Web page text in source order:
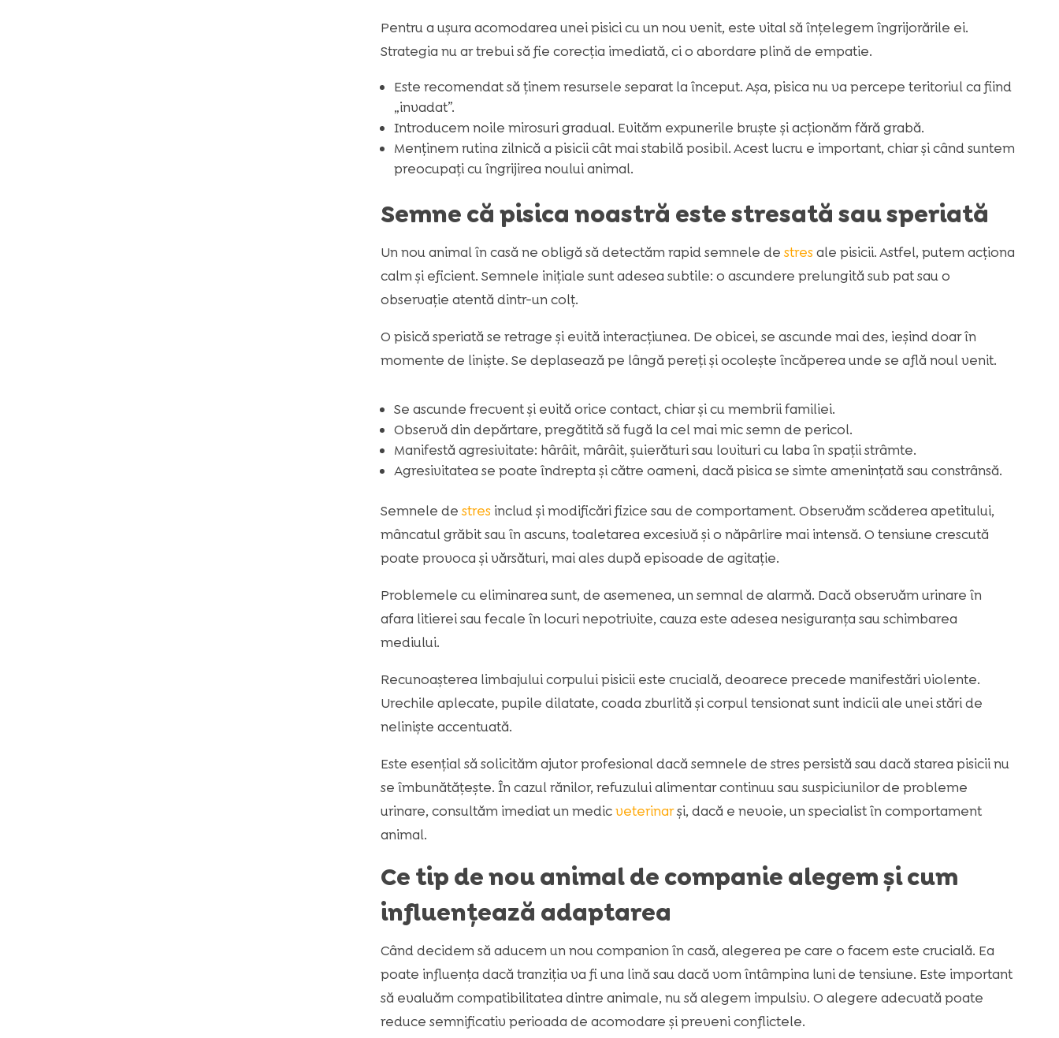
Pentru a ușura acomodarea unei pisici cu un nou venit, este vital să înțelegem îngrijorările ei.
Strategia nu ar trebui să fie corecția imediată, ci o abordare plină de empatie.
Este recomendat să ținem resursele separat la început. Așa, pisica nu va percepe teritoriul ca fiind
„invadat”.
Introducem noile mirosuri gradual. Evităm expunerile bruște și acționăm fără grabă.
Menținem rutina zilnică a pisicii cât mai stabilă posibil. Acest lucru e important, chiar și când suntem
preocupați cu îngrijirea noului animal.
Semne că pisica noastră este stresată sau speriată
Un nou animal în casă ne obligă să detectăm rapid semnele de stresale pisicii. Astfel, putem acționa
calm și eficient. Semnele inițiale sunt adesea subtile: o ascundere prelungită sub pat sau o
observație atentă dintr-un colț.
O pisică speriată se retrage și evită interacțiunea. De obicei, se ascunde mai des, ieșind doar în
momente de liniște. Se deplasează pe lângă pereți și ocolește încăperea unde se află noul venit.
Se ascunde frecvent și evită orice contact, chiar și cu membrii familiei.
Observă din depărtare, pregătită să fugă la cel mai mic semn de pericol.
Manifestă agresivitate: hârâit, mârâit, șuierături sau lovituri cu laba în spații strâmte.
Agresivitatea se poate îndrepta și către oameni, dacă pisica se simte amenințată sau constrânsă.
Semnele de stresinclud și modificări fizice sau de comportament. Observăm scăderea apetitului,
mâncatul grăbit sau în ascuns, toaletarea excesivă și o năpârlire mai intensă. O tensiune crescută
poate provoca și vărsături, mai ales după episoade de agitație.
Problemele cu eliminarea sunt, de asemenea, un semnal de alarmă. Dacă observăm urinare în
afara litierei sau fecale în locuri nepotrivite, cauza este adesea nesiguranța sau schimbarea
mediului.
Recunoașterea limbajului corpului pisicii este crucială, deoarece precede manifestări violente.
Urechile aplecate, pupile dilatate, coada zburlită și corpul tensionat sunt indicii ale unei stări de
neliniște accentuată.
Este esențial să solicităm ajutor profesional dacă semnele de stres persistă sau dacă starea pisicii nu
se îmbunătățește. În cazul rănilor, refuzului alimentar continuu sau suspiciunilor de probleme
urinare, consultăm imediat un medicveterinarși, dacă e nevoie, un specialist în comportament
animal.
Ce tip de nou animal de companie alegem și cum
influențează adaptarea
Când decidem să aducem un nou companion în casă, alegerea pe care o facem este crucială. Ea
poate influența dacă tranziția va fi una lină sau dacă vom întâmpina luni de tensiune. Este important
să evaluăm compatibilitatea dintre animale, nu să alegem impulsiv. O alegere adecvată poate
reduce semnificativ perioada de acomodare și preveni conflictele.